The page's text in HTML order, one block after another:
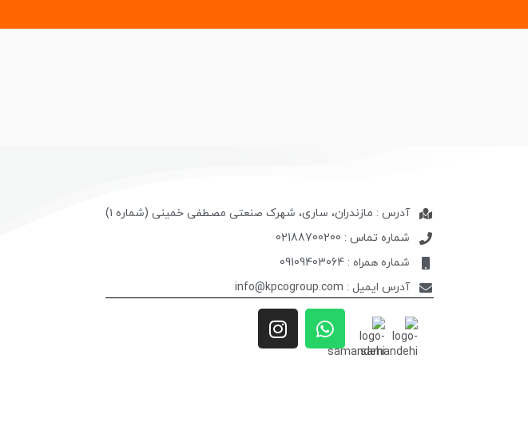
آدرس : مازندران، ساری، شهرک صنعتی مصطفی خمینی (شماره ۱)
شماره تماس : 02188700200
شماره همراه : 09109403064
آدرس ایمیل : info@kpcogroup.com